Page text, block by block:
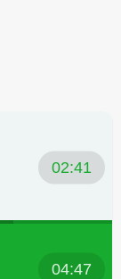
02:41
04:47